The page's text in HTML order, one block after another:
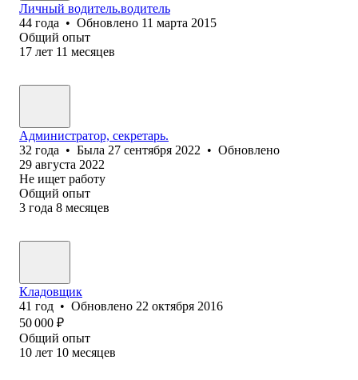
Личный водитель.водитель
44 года • Обновлено 11 марта 2015
Общий опыт
17 лет 11 месяцев
Администратор, секретарь.
32 года • Была 27 сентября 2022 • Обновлено
29 августа 2022
Не ищет работу
Общий опыт
3 года 8 месяцев
Кладовщик
41 год • Обновлено 22 октября 2016
50 000 ₽
Общий опыт
10 лет 10 месяцев